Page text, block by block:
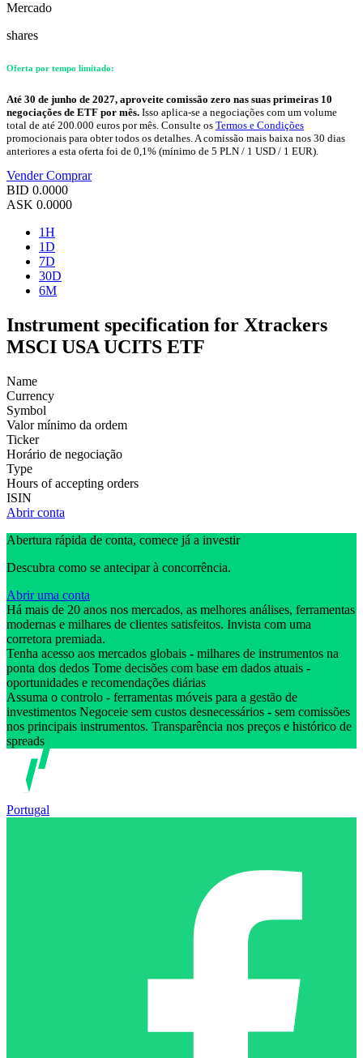
Mercado
shares
Oferta por tempo limitado:
Até 30 de junho de 2027, aproveite comissão zero nas suas primeiras 10
negociações de ETF por mês. Isso aplica-se a negociações com um volume
total de até 200.000 euros por mês. Consulte os Termos e Condições
promocionais para obter todos os detalhes. A comissão mais baixa nos 30 dias
anteriores a esta oferta foi de 0,1% (mínimo de 5 PLN / 1 USD / 1 EUR).
VenderComprar
BID 0.0000
ASK 0.0000
1H
1D
7D
30D
6M
Instrument specification for Xtrackers
MSCI USA UCITS ETF
Name
Currency
Symbol
Valor mínimo da ordem
Ticker
Horário de negociação
Type
Hours of accepting orders
ISIN
Abrir conta
Abertura rápida de conta, comece já a investir
Descubra como se antecipar à concorrência.
Abrir uma conta
Há mais de 20 anos nos mercados, as melhores análises, ferramentas
modernas e milhares de clientes satisfeitos. Invista com uma
corretora premiada.
Tenha acesso aos mercados globais - milhares de instrumentos na
ponta dos dedos Tome decisões com base em dados atuais -
oportunidades e recomendações diárias
Assuma o controlo - ferramentas móveis para a gestão de
investimentos Negoceie sem custos desnecessários - sem comissões
nos principais instrumentos. Transparência nos preços e histórico de
spreads
Portugal